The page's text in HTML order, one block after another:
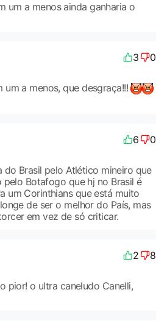
um a menos ainda ganharia o
3 0
a menos, que desgraça!!!
6 0
Brasil pelo Atlético mineiro que
Botafogo que hj no Brasil é
um Corinthians que está muito
de ser o melhor do País, mas
em vez de só criticar.
2 8
pior! o ultra caneludo Canelli,